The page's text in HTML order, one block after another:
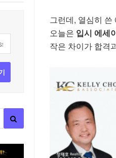
그런데, 열심히 쓴
오늘은 입시 에세
작은 차이가 합격